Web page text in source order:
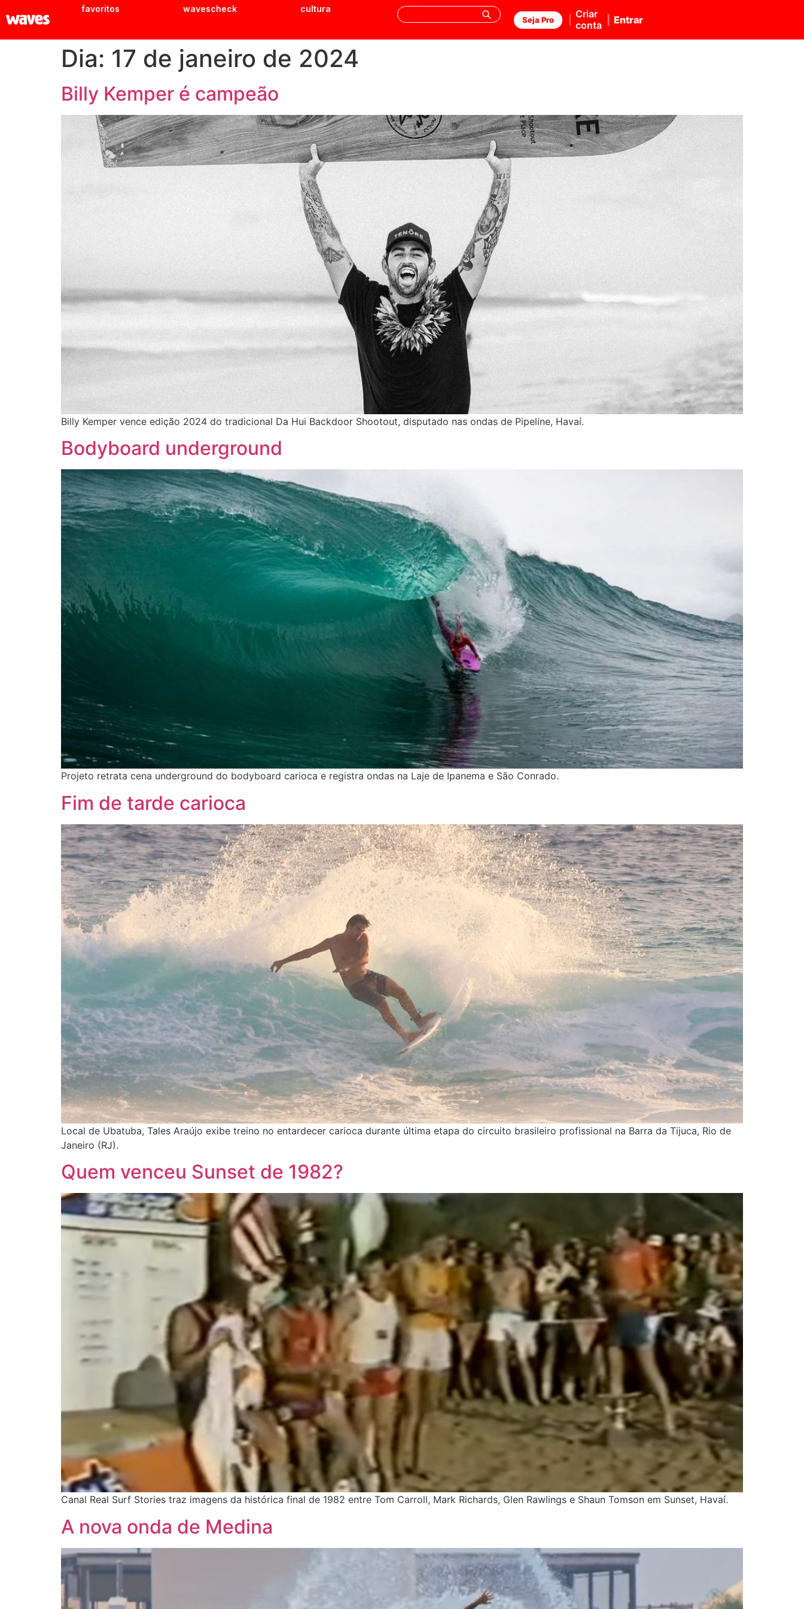
favoritos wavescheck cultura
Seja Pro
Criar
conta
Entrar
Dia: 17 de janeiro de 2024
Billy Kemper é campeão
Billy Kemper vence edição 2024 do tradicional Da Hui Backdoor Shootout, disputado nas ondas de Pipeline, Havaí.
Bodyboard underground
Projeto retrata cena underground do bodyboard carioca e registra ondas na Laje de Ipanema e São Conrado.
Fim de tarde carioca
Local de Ubatuba, Tales Araújo exibe treino no entardecer carioca durante última etapa do circuito brasileiro profissional na Barra da Tijuca, Rio de
Janeiro (RJ).
Quem venceu Sunset de 1982?
Canal Real Surf Stories traz imagens da histórica final de 1982 entre Tom Carroll, Mark Richards, Glen Rawlings e Shaun Tomson em Sunset, Havaí.
A nova onda de Medina